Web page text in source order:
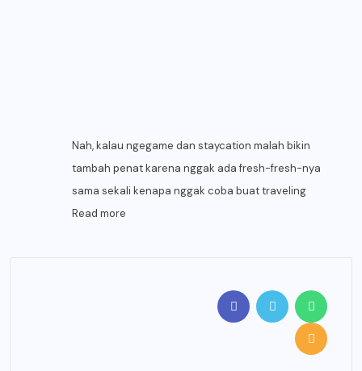
Nah, kalau ngegame dan staycation malah bikin
tambah penat karena nggak ada fresh-fresh-nya
sama sekali kenapa nggak coba buat traveling
Read more